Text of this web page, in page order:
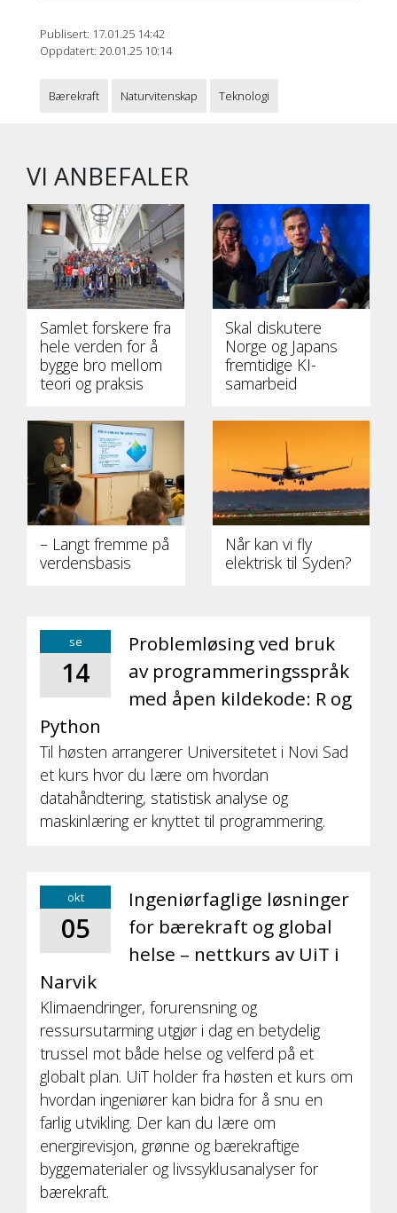
Publisert: 17.01.25 14:42
Oppdatert: 20.01.25 10:14
Bærekraft Naturvitenskap Teknologi
VI ANBEFALER
Samlet forskere fra
hele verden for å
bygge bro mellom
teori og praksis
Skal diskutere
Norge og Japans
fremtidige KI-
samarbeid
– Langt fremme på
verdensbasis
Når kan vi fly
elektrisk til Syden?
se
14
Problemløsing ved bruk
av programmeringsspråk
med åpen kildekode: R og
Python
Til høsten arrangerer Universitetet i Novi Sad
et kurs hvor du lære om hvordan
datahåndtering, statistisk analyse og
maskinlæring er knyttet til programmering.
okt
05
Ingeniørfaglige løsninger
for bærekraft og global
helse – nettkurs av UiT i
Narvik
Klimaendringer, forurensning og
ressursutarming utgjør i dag en betydelig
trussel mot både helse og velferd på et
globalt plan. UiT holder fra høsten et kurs om
hvordan ingeniører kan bidra for å snu en
farlig utvikling. Der kan du lære om
energirevisjon, grønne og bærekraftige
byggematerialer og livssyklusanalyser for
bærekraft.